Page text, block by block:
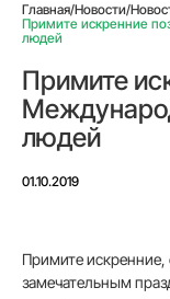
Главная/Новости/
Примите искренние
людей
Примите
людей
01.10.2019
Примите искренние,
замечательным